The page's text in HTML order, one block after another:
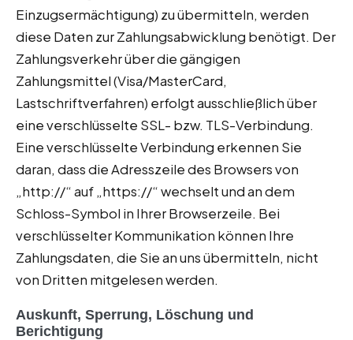
Einzugsermächtigung) zu übermitteln, werden
diese Daten zur Zahlungsabwicklung benötigt. Der
Zahlungsverkehr über die gängigen
Zahlungsmittel (Visa/MasterCard,
Lastschriftverfahren) erfolgt ausschließlich über
eine verschlüsselte SSL- bzw. TLS-Verbindung.
Eine verschlüsselte Verbindung erkennen Sie
daran, dass die Adresszeile des Browsers von
„http://“ auf „https://“ wechselt und an dem
Schloss-Symbol in Ihrer Browserzeile. Bei
verschlüsselter Kommunikation können Ihre
Zahlungsdaten, die Sie an uns übermitteln, nicht
von Dritten mitgelesen werden.
Auskunft, Sperrung, Löschung und
Berichtigung